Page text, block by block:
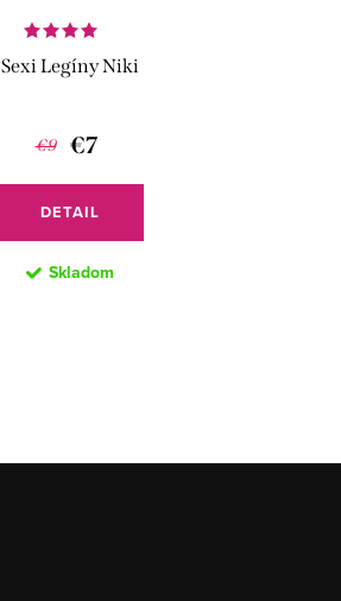
Sexi Legíny Niki
€9 €7
DETAIL
Skladom